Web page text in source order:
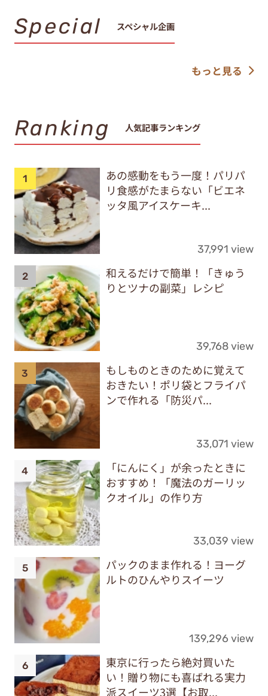
Special スペシャル企画
もっと見る
Ranking 人気記事ランキング
あの感動をもう一度！パリパ
リ食感がたまらない「ビエネ
ッタ風アイスケーキ...
37,991 view
和えるだけで簡単！「きゅう
りとツナの副菜」レシピ
39,768 view
もしものときのために覚えて
おきたい！ポリ袋とフライパ
ンで作れる「防災パ...
33,071 view
「にんにく」が余ったときに
おすすめ！「魔法のガーリッ
クオイル」の作り方
33,039 view
パックのまま作れる！ヨーグ
ルトのひんやりスイーツ
139,296 view
東京に行ったら絶対買いた
い！贈り物にも喜ばれる実力
派スイーツ3選【お取...